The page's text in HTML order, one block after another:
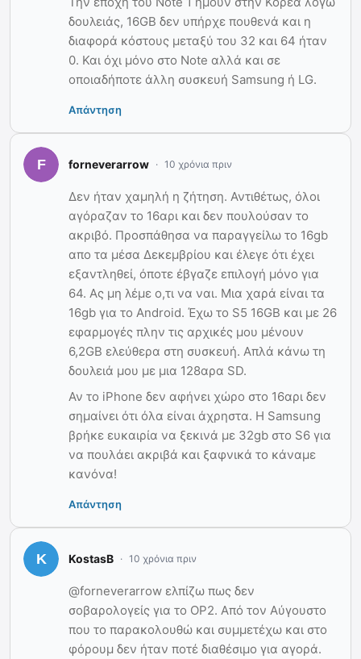
δουλειάς, 16GB δεν υπήρχε πουθενά και η
διαφορά κόστους μεταξύ του 32 και 64 ήταν
0. Και όχι μόνο στο Note αλλά και σε
οποιαδήποτε άλλη συσκευή Samsung ή LG.
Απάντηση
forneverarrow 10 χρόνια πριν
Δεν ήταν χαμηλή η ζήτηση. Αντιθέτως, όλοι
αγόραζαν το 16αρι και δεν πουλούσαν το
ακριβό. Προσπάθησα να παραγγείλω το 16gb
απο τα μέσα Δεκεμβρίου και έλεγε ότι έχει
εξαντληθεί, όποτε έβγαζε επιλογή μόνο για
64. Ας μη λέμε ο,τι να ναι. Μια χαρά είναι τα
16gb για το Android. Έχω το S5 16GB και με 26
εφαρμογές πλην τις αρχικές μου μένουν
6,2GB ελεύθερα στη συσκευή. Απλά κάνω τη
δουλειά μου με μια 128αρα SD.
Αν το iPhone δεν αφήνει χώρο στο 16αρι δεν
σημαίνει ότι όλα είναι άχρηστα. Η Samsung
βρήκε ευκαιρία να ξεκινά με 32gb στο S6 για
να πουλάει ακριβά και ξαφνικά το κάναμε
κανόνα!
Απάντηση
KostasB 10 χρόνια πριν
@forneverarrow ελπίζω πως δεν
σοβαρολογείς για το OP2. Από τον Αύγουστο
που το παρακολουθώ και συμμετέχω και στο
φόρουμ δεν ήταν ποτέ διαθέσιμο για αγορά.